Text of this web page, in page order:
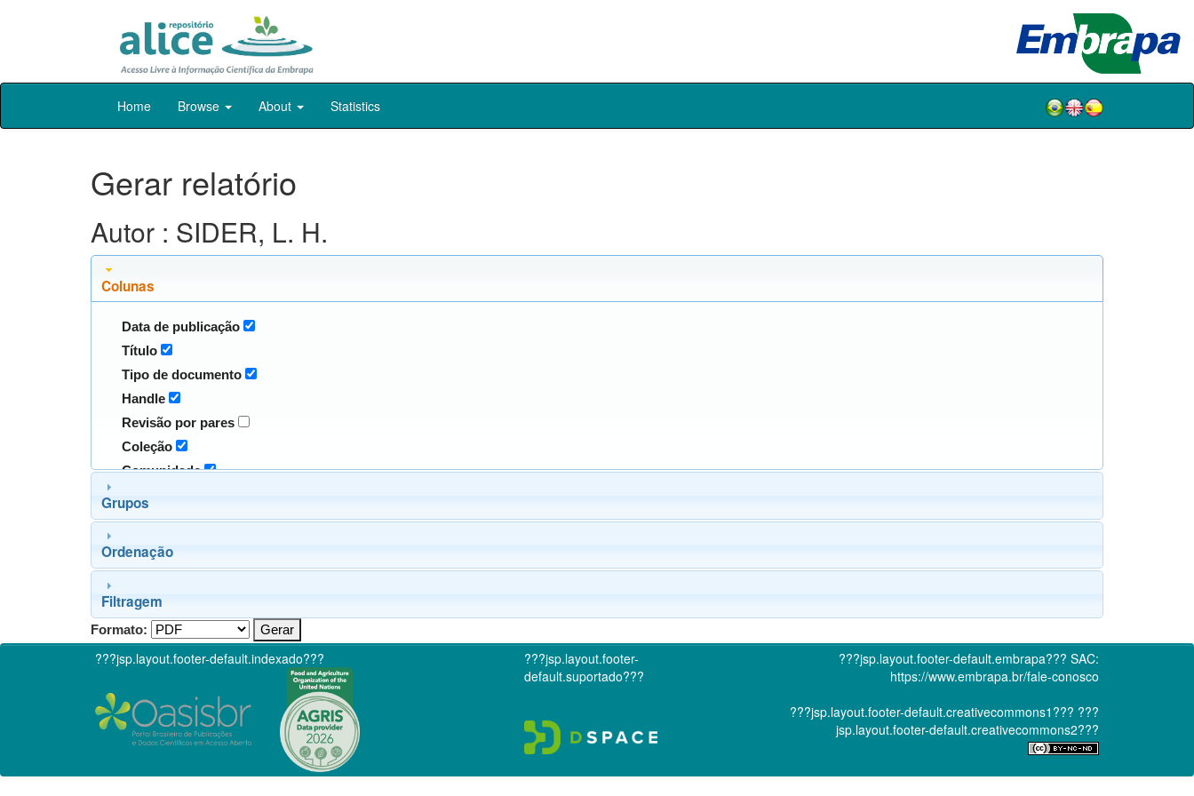
Skip
Home Browse About Statistics
Gerar relatório
Autor : SIDER, L. H.
Colunas
Data de publicação
Título
Tipo de documento
Handle
Revisão por pares
Coleção
Comunidade
Grupos
Ordenação
Filtragem
Formato:
???jsp.layout.footer-default.indexado???
???jsp.layout.footer-
default.suportado???
???jsp.layout.footer-default.embrapa??? SAC:
https://www.embrapa.br/fale-conosco
???jsp.layout.footer-default.creativecommons1??? ???
jsp.layout.footer-default.creativecommons2???